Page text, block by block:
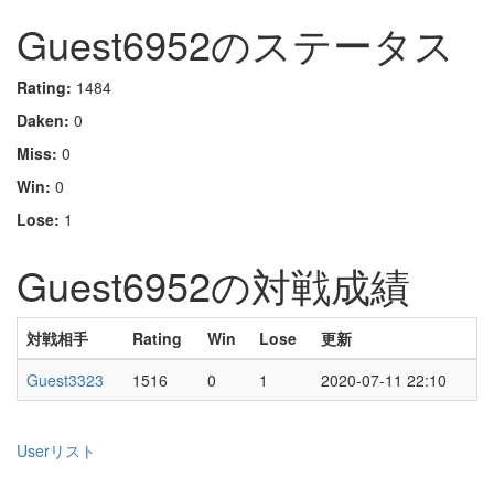
Guest6952のステータス
Rating: 1484
Daken: 0
Miss: 0
Win: 0
Lose: 1
Guest6952の対戦成績
対戦相手 Rating Win Lose
更新
Guest3323
1516 0 1 2020-07-11 22:10
Userリスト